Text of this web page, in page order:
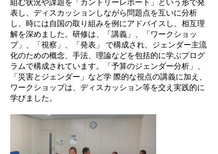
組む状況や課題を「カントリーレポート」という形で発
表し、ディスカッションしながら問題点を互いに分析
し、時には自国の取り組みを例にアドバイスし、相互理
解を深めました。研修は、「講義」、「ワークショッ
プ」、「視察」、「発表」 で構成され、ジェンダー主流
化のための概念、手法、理論などを包括的に学ぶプログ
ラムで構成されています。「予算のジェンダー分析」、
「災害とジェンダー」など学 際的な視点の講義に加え、
ワークショップは、ディスカッション等を交え実践的に
学びました。